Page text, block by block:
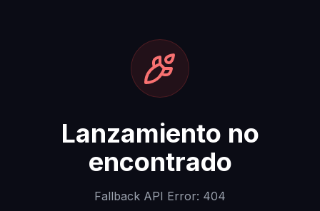
Lanzamiento no
encontrado
Fallback API Error: 404